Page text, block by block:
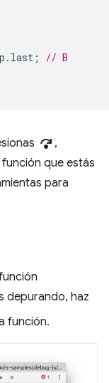
. last ;
// B
step_over ,
que estás
para
depurando, haz
función.